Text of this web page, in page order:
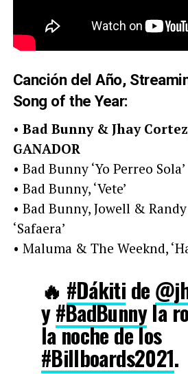
Canción del Año,
Song of the Year:
• Bad Bunny & Jhay
GANADOR
• Bad Bunny ‘Yo Perreo Sola’
• Bad Bunny, ‘Vete’
• Bad Bunny, Jowell &
‘Safaera’
• Maluma & The Weeknd,
🔥 #Dákiti de
y#BadBunnyla
la noche de los
#Billboards2021.